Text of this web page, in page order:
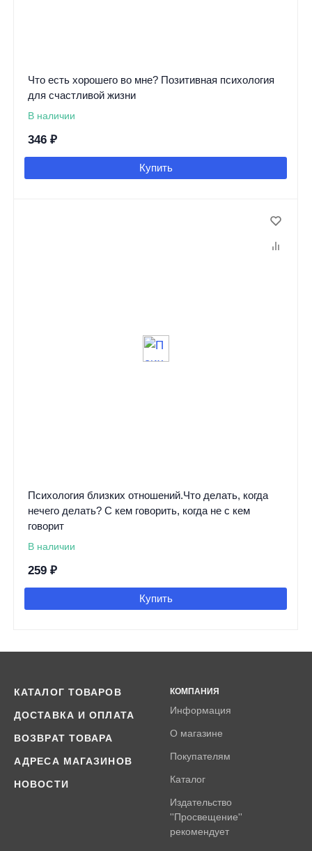
Что есть хорошего во мне? Позитивная психология
для счастливой жизни
В наличии
346 ₽
Купить
Психология близких отношений.Что делать, когда
нечего делать? С кем говорить, когда не с кем
говорит
В наличии
259 ₽
Купить
КАТАЛОГ ТОВАРОВ
ДОСТАВКА И ОПЛАТА
ВОЗВРАТ ТОВАРА
АДРЕСА МАГАЗИНОВ
НОВОСТИ
КОМПАНИЯ
Информация
О магазине
Покупателям
Каталог
Издательство
''Просвещение''
рекомендует